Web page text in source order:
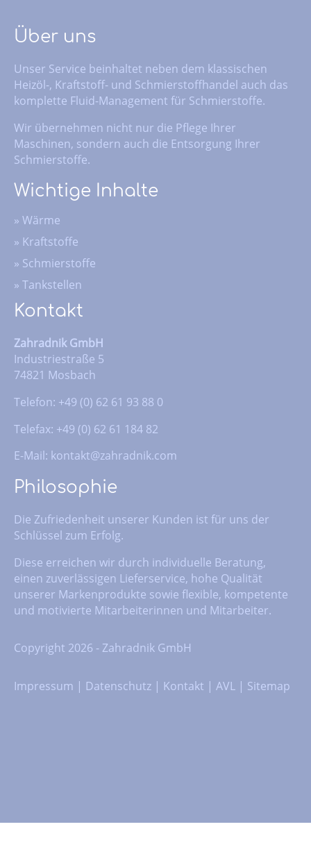
Über uns
Unser Service beinhaltet neben dem klassischen
Heizöl-, Kraftstoff- und Schmierstoffhandel auch das
komplette Fluid-Management für Schmierstoffe.
Wir übernehmen nicht nur die Pflege Ihrer
Maschinen, sondern auch die Entsorgung Ihrer
Schmierstoffe.
Wichtige Inhalte
» Wärme
» Kraftstoffe
» Schmierstoffe
» Tankstellen
Kontakt
Zahradnik GmbH
Industriestraße 5
74821 Mosbach
Telefon: +49 (0) 62 61 93 88 0
Telefax: +49 (0) 62 61 184 82
E-Mail: kontakt@zahradnik.com
Philosophie
Die Zufriedenheit unserer Kunden ist für uns der
Schlüssel zum Erfolg.
Diese erreichen wir durch individuelle Beratung,
einen zuverlässigen Lieferservice, hohe Qualität
unserer Markenprodukte sowie flexible, kompetente
und motivierte Mitarbeiterinnen und Mitarbeiter.
Copyright 2026 - Zahradnik GmbH
Impressum | Datenschutz | Kontakt | AVL | Sitemap